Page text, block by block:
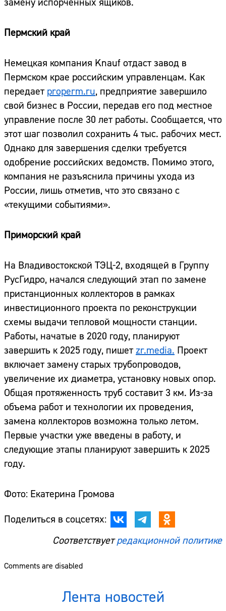
Пермский край
Немецкая компания Knauf отдаст завод в
Пермском крае российским управленцам. Как
передает properm.ru, предприятие завершило
свой бизнес в России, передав его под местное
управление после 30 лет работы. Сообщается, что
этот шаг позволил сохранить 4 тыс. рабочих мест.
Однако для завершения сделки требуется
одобрение российских ведомств. Помимо этого,
компания не разъяснила причины ухода из
России, лишь отметив, что это связано с
«текущими событиями».
Приморский край
На Владивостокской ТЭЦ-2, входящей в Группу
РусГидро, начался следующий этап по замене
пристанционных коллекторов в рамках
инвестиционного проекта по реконструкции
схемы выдачи тепловой мощности станции.
Работы, начатые в 2020 году, планируют
завершить к 2025 году, пишет zr.media. Проект
включает замену старых трубопроводов,
увеличение их диаметра, установку новых опор.
Общая протяженность труб составит 3 км. Из-за
объема работ и технологии их проведения,
замена коллекторов возможна только летом.
Первые участки уже введены в работу, и
следующие этапы планируют завершить к 2025
году.
Фото: Екатерина Громова
Поделиться в соцсетях:
Соответствуетредакционной политике
Comments are disabled
Лента новостей
Адрес: